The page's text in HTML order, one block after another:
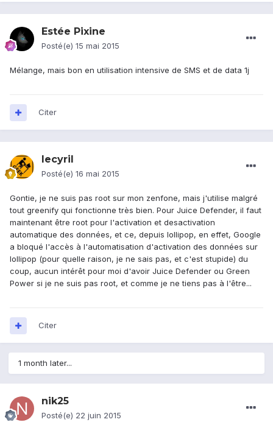
Estée Pixine
Posté(e) 15 mai 2015
Mélange, mais bon en utilisation intensive de SMS et de data 1j
Citer
lecyril
Posté(e) 16 mai 2015
Gontie, je ne suis pas root sur mon zenfone, mais j'utilise malgré
tout greenify qui fonctionne très bien. Pour Juice Defender, il faut
maintenant être root pour l'activation et desactivation
automatique des données, et ce, depuis lollipop, en effet, Google
a bloqué l'accès à l'automatisation d'activation des données sur
lollipop (pour quelle raison, je ne sais pas, et c'est stupide) du
coup, aucun intérêt pour moi d'avoir Juice Defender ou Green
Power si je ne suis pas root, et comme je ne tiens pas à l'être...
Citer
1 month later...
nik25
Posté(e) 22 juin 2015